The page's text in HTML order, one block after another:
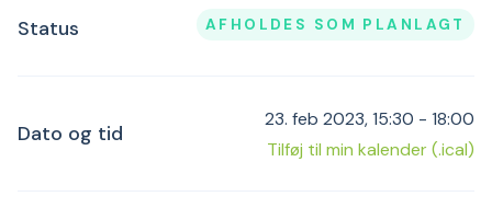
Status AFHOLDES SOM PLANLAGT
Dato og tid
23. feb 2023, 15:30 - 18:00
Tilføj til min kalender (.ical)